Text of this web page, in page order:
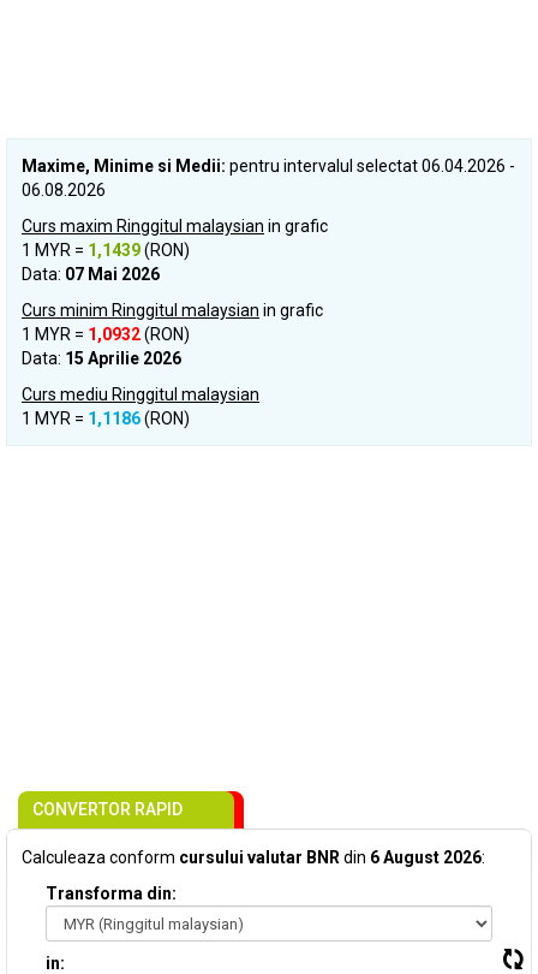
Maxime, Minime si Medii: pentru intervalul selectat 06.04.2026 -
06.08.2026
Curs maxim Ringgitul malaysian in grafic
1 MYR = 1,1439(RON)
Data: 07 Mai 2026
Curs minim Ringgitul malaysian in grafic
1 MYR = 1,0932(RON)
Data: 15 Aprilie 2026
Curs mediu Ringgitul malaysian
1 MYR = 1,1186(RON)
CONVERTOR RAPID
Calculeaza conform cursului valutar BNR din 6 August 2026:
Transforma din:
in: